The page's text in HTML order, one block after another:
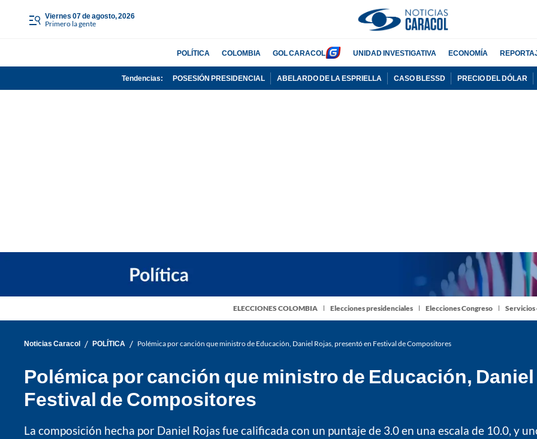
viernes 07 de agosto, 2026
Primero la gente
POLÍTICA COLOMBIA GOL CARACOL UNIDAD INVESTIGATIVA ECONOMÍA
Tendencias: POSESIÓN PRESIDENCIAL ABELARDO DE LA ESPRIELLA CASO BLESSD PRECIO DEL DÓLAR
ELECCIONES COLOMBIA Elecciones presidenciales Elecciones Congreso
Noticias Caracol / POLÍTICA / Polémica por canción que ministro de Educación, Daniel Rojas, presentó en Festival de Compositores
Polémica por canción que ministro de Educación,
Festival de Compositores
La composición hecha por Daniel Rojas fue calificada con un puntaje de 3.0 en una escala de 10.0, y